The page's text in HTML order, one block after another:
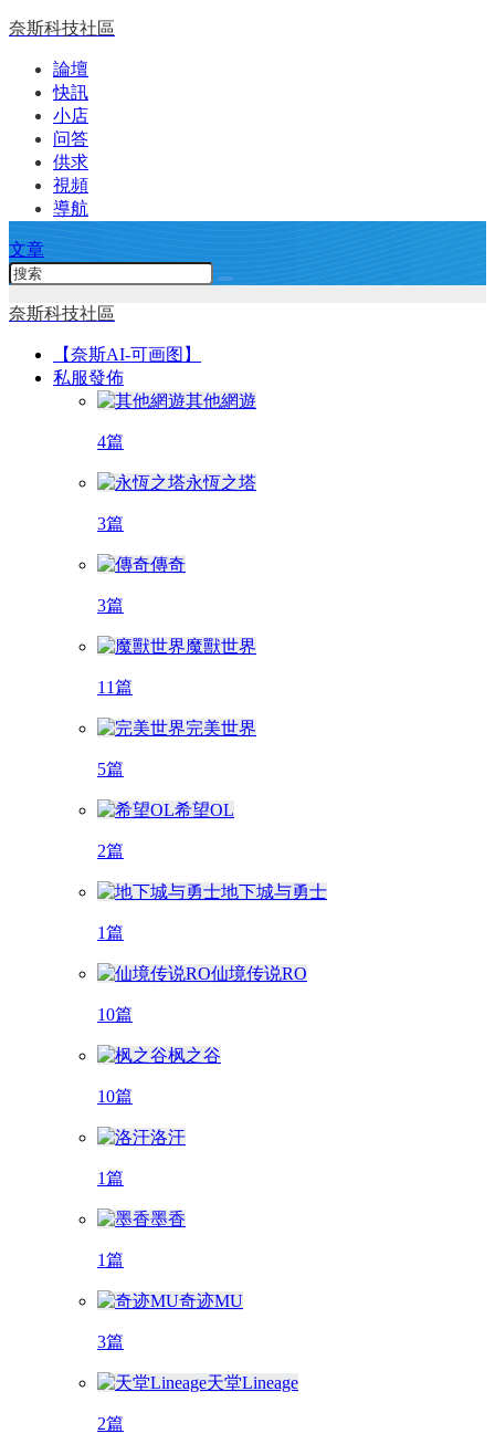
奈斯科技社區
論壇
快訊
小店
问答
供求
視頻
導航
文章
奈斯科技社區
【奈斯AI-可画图】
私服發佈
其他網遊
4篇
永恆之塔
3篇
傳奇
3篇
魔獸世界
11篇
完美世界
5篇
希望OL
2篇
地下城与勇士
1篇
仙境传说RO
10篇
枫之谷
10篇
洛汗
1篇
墨香
1篇
奇迹MU
3篇
天堂Lineage
2篇